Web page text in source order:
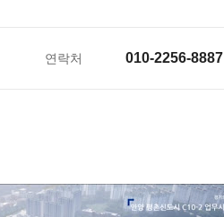
연락처 010-2256-8887